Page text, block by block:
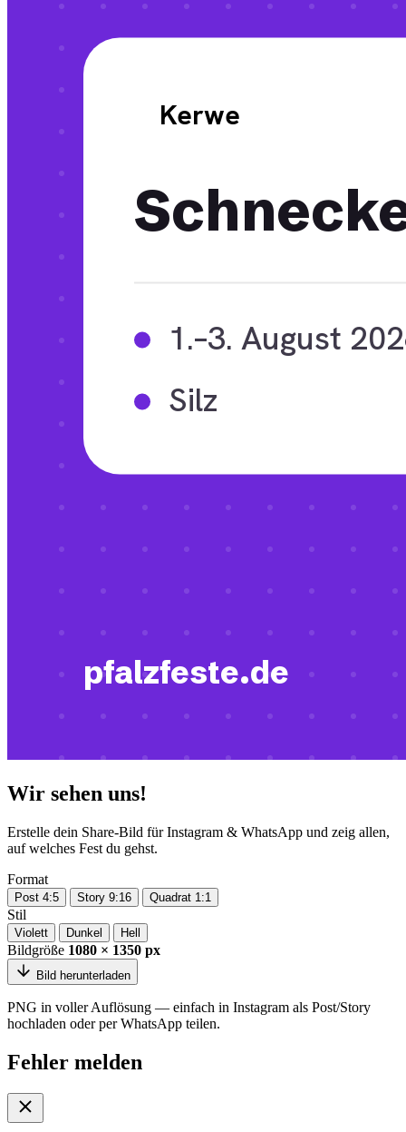
Wir sehen uns!
Erstelle dein Share-Bild für Instagram & WhatsApp und zeig allen,
auf welches Fest du gehst.
Format
Post 4:5 Story 9:16 Quadrat 1:1
Stil
Violett Dunkel Hell
Bildgröße 1080 × 1350 px
Bild herunterladen
PNG in voller Auflösung — einfach in Instagram als Post/Story
hochladen oder per WhatsApp teilen.
Fehler melden